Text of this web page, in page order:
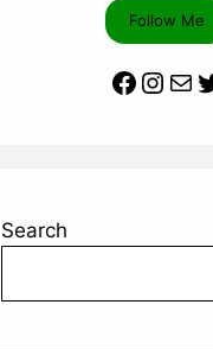
Follow Me
Search